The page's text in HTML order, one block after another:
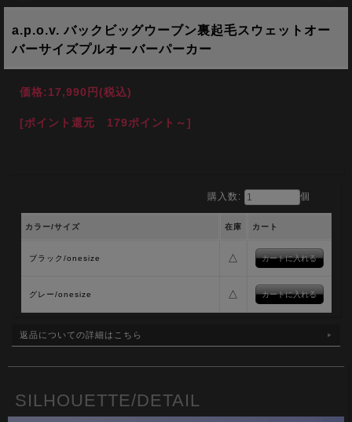
a.p.o.v. バックビッグウーブン裏起毛スウェットオー
バーサイズプルオーバーパーカー
価格:17,990円(税込)
[ポイント還元 179ポイント～]
購入数: 個
カラー/サイズ 在庫 カート
ブラック/onesize △
グレー/onesize △
返品についての詳細はこちら
SILHOUETTE/DETAIL